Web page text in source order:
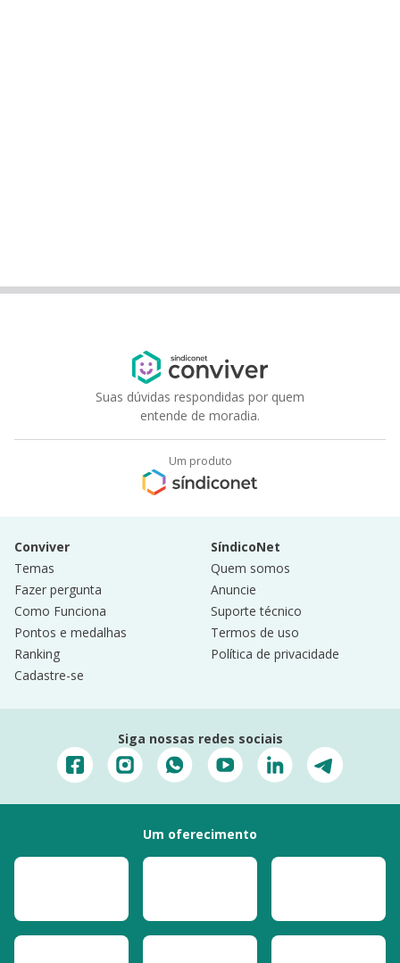
Suas dúvidas respondidas por quem
entende de moradia.
Um produto
Conviver
Temas
Fazer pergunta
Como Funciona
Pontos e medalhas
Ranking
Cadastre-se
SíndicoNet
Quem somos
Anuncie
Suporte técnico
Termos de uso
Política de privacidade
Siga nossas redes sociais
Um oferecimento